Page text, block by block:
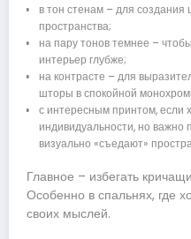
в тон стенам – для создания
пространства;
на пару тонов темнее –
интерьер глубже;
на контрасте – для
шторы в спокойной
с интересным принтом, если
индивидуальности, но важно
визуально «съедают»
Главное – избегать
Особенно в спальнях, где
своих мыслей.